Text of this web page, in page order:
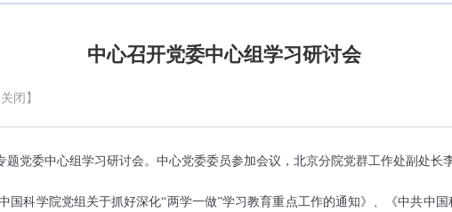
中心召开党委中心组学习研讨会
关闭】
题党委中心组学习研讨会。中心党委委员参加会议，北京分院党群工作处副处长
国科学院党组关于抓好深化“两学一做”学习教育重点工作的通知》、《中共中